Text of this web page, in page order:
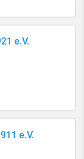
e.V.
e.V.